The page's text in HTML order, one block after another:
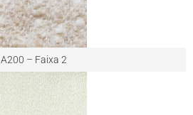
A200 – Faixa 2